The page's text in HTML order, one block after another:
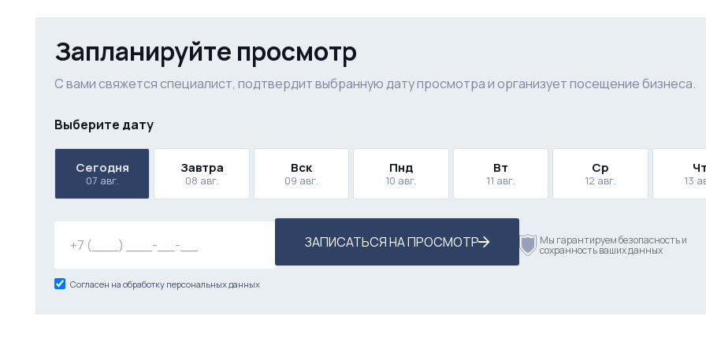
Запланируйте просмотр
С вами свяжется специалист, подтвердит выбранную дату просмотра и организует посещение бизнеса.
Выберите дату
Сегодня
07 авг.
Завтра
08 авг.
Вск
09 авг.
Пнд
10 авг.
Вт
11 авг.
Ср
12 авг.
Чт
13
ЗАПИСАТЬСЯ НА ПРОСМОТР Мы гарантируем безопасность и
сохранность ваших данных
Согласен на обработку персональных данных